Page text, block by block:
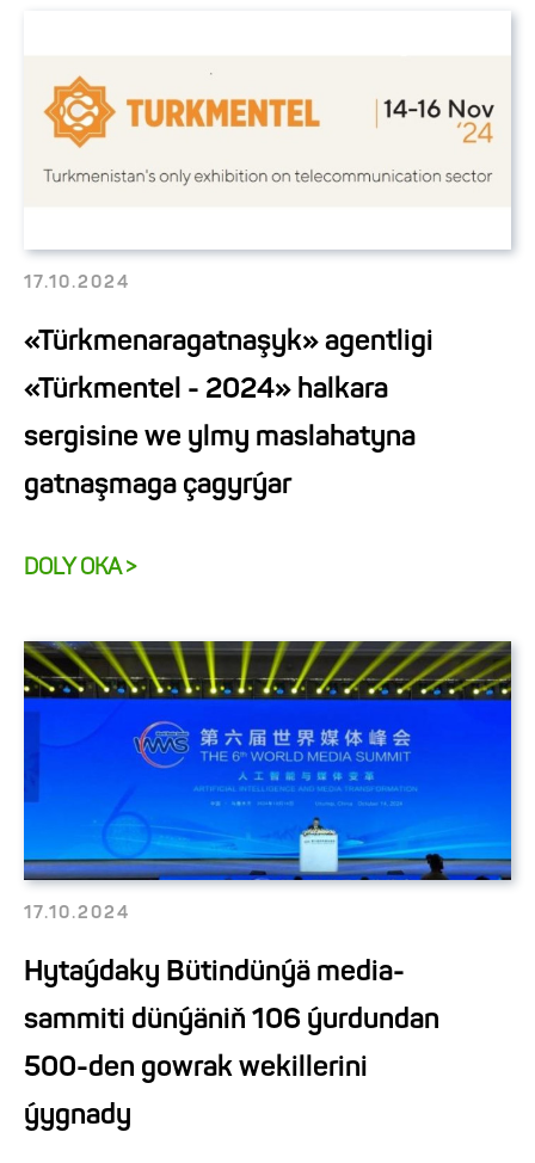
17.10.2024
«Türkmenaragatnaşyk» agentligi
«Türkmentel - 2024» halkara
sergisine we ylmy maslahatyna
gatnaşmaga çagyrýar
DOLY OKA >
17.10.2024
Hytaýdaky Bütindünýä media-
sammiti dünýäniň 106 ýurdundan
500-den gowrak wekillerini
ýygnady